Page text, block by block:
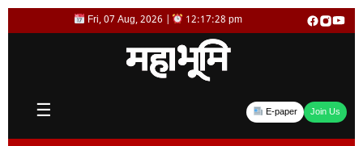
Skip
Fri, 07 Aug, 2026 | 12:17:28 pm
☰ E-paper Join Us